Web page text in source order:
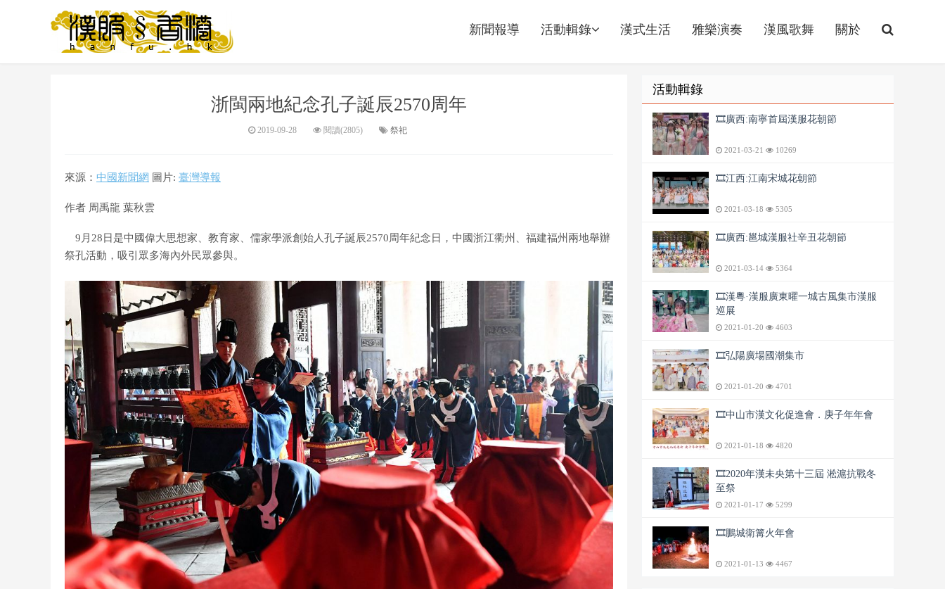
新聞報導 活動輯錄 漢式生活 雅樂演奏 漢風歌舞 關於
浙閩兩地紀念孔子誕辰2570周年
2019-09-28 閱讀(2805) 祭祀
來源： 中國新聞網 圖片: 臺灣導報
作者 周禹龍 葉秋雲
9月28日是中國偉大思想家、教育家、儒家學派創始人孔子誕辰2570周年紀念日，中國浙江衢州、福建福州兩地舉辦
祭孔活動，吸引眾多海內外民眾參與。
活動輯錄
🎞️廣西:南寧首屆漢服花朝節
2021-03-21 10269
🎞️江西:江南宋城花朝節
2021-03-18 5305
🎞️廣西:邕城漢服社辛丑花朝節
2021-03-14 5364
🎞️漢粵·漢服廣東曜一城古風集市漢服
巡展
2021-01-20 4603
🎞️弘陽廣場國潮集市
2021-01-20 4701
🎞️中山市漢文化促進會．庚子年年會
2021-01-18 4820
🎞️2020年漢未央第十三屆 淞滬抗戰冬
至祭
2021-01-17 5299
🎞️鵬城衛篝火年會
2021-01-13 4467